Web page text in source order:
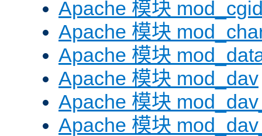
Apache 模块
Apache 模块
Apache 模块
Apache 模块 mod_dav
Apache 模块
Apache 模块